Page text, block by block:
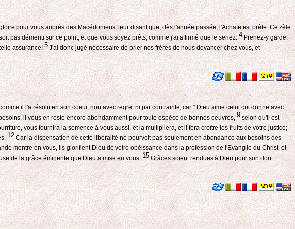
pour vous auprès des Macédoniens, leur disant que, dès l'année passée, l'Achaïe est prête. Ce zèle
pas démenti sur ce point, et que vous soyez prêts, comme j'ai affirmé que le seriez. 4 Prenez-y garde:
assurance!5J'ai donc jugé nécessaire de prier nos frères de nous devancer chez vous, et
il l'a résolu en son coeur, non avec regret ni par contrainte; car " Dieu aime celui qui donne avec
il vous en reste encore abondamment pour toute espèce de bonnes oeuvres, 9 selon qu'il est
vous fournira la semence à vous aussi, et la multipliera, et il fera croître les fruits de votre justice;
12 Car la dispensation de cette libéralité ne pourvoit pas seulement en abondance aux besoins des
montre en vous, ils glorifient Dieu de votre obéissance dans la profession de l'Evangile du Christ, et
de la grâce éminente que Dieu a mise en vous.15 Grâces soient rendues à Dieu pour son don